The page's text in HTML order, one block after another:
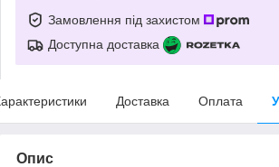
Замовлення під захистом
Доступна доставка
Доставка Оплата
Опис